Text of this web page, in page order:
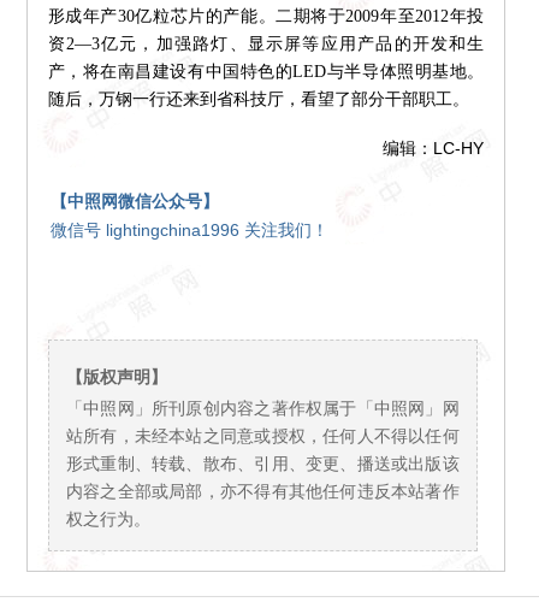
形成年产30亿粒芯片的产能。二期将于2009年至2012年投
资2—3亿元，加强路灯、显示屏等应用产品的开发和生
产，将在南昌建设有中国特色的LED与半导体照明基地。
随后，万钢一行还来到省科技厅，看望了部分干部职工。
编辑：LC-HY
【中照网微信公众号】
微信号 lightingchina1996 关注我们！
【版权声明】
「中照网」所刊原创内容之著作权属于「中照网」网
站所有，未经本站之同意或授权，任何人不得以任何
形式重制、转载、散布、引用、变更、播送或出版该
内容之全部或局部，亦不得有其他任何违反本站著作
权之行为。